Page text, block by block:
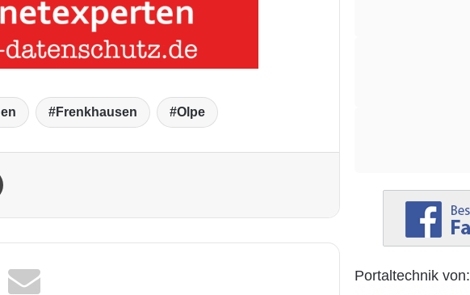
Frenkhausen Olpe
Portaltechnik von: